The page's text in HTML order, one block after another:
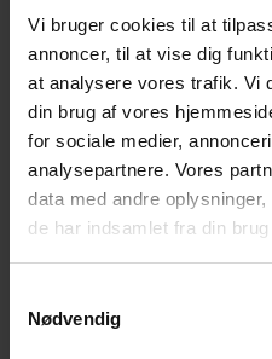
Vi bruger cookies til at
annoncer, til at vise dig
at analysere vores trafik. Vi
din brug af vores
for sociale medier,
analysepartnere. Vores
data med andre
de har indsamlet fra din
Nødvendig